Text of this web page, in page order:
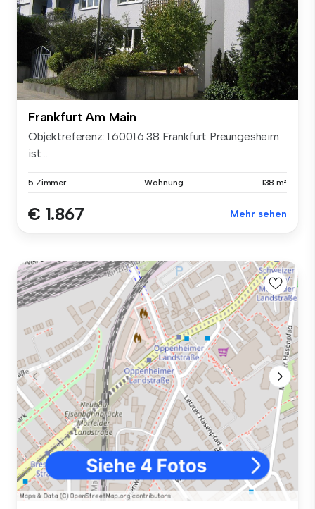
Frankfurt Am Main
Objektreferenz: 1.6001.6.38 Frankfurt Preungesheim
ist ...
5 Zimmer Wohnung 138 m²
€ 1.867 Mehr sehen